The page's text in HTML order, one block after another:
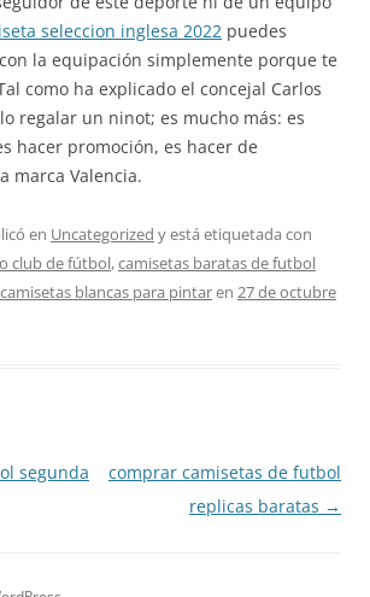
seleccion inglesa 2022 puedes
la equipación simplemente porque te
como ha explicado el concejal Carlos
regalar un ninot; es mucho más: es
hacer promoción, es hacer de
marca Valencia.
en Uncategorized y está etiquetada con
club de fútbol,camisetas baratas de futbol
blancas para pintaren 27 de octubre
segunda
comprar camisetas de futbol
replicas baratas →